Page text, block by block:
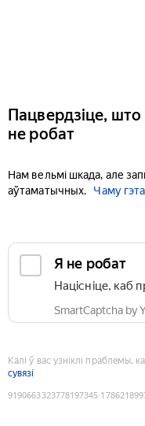
Пацвердзіце, што
не робат
Нам вельмі шкада, але
аўтаматычных.
Чаму
Я не робат
Націсніце, каб
SmartCaptcha by
Калі ў вас узніклі праблемы,
сувязі
9190663323778197345: